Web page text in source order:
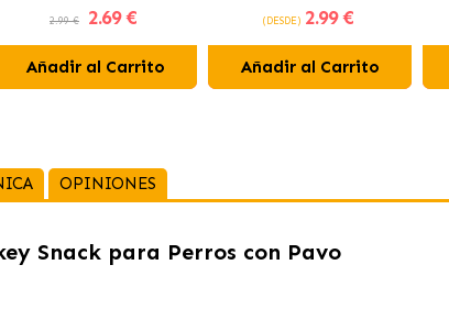
2.99 € 2.69 €
Añadir al Carrito
Perros 12 cm
(DESDE) 2.99 €
Añadir al Carrito
OPINIONES
Snack para Perros con Pavo